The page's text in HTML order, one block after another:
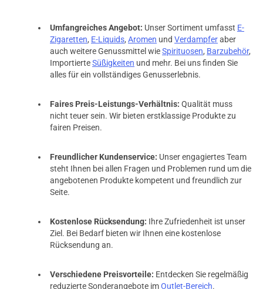
Umfangreiches Angebot: Unser Sortiment umfasst E-
Zigaretten, E-Liquids, Aromen und Verdampferaber
auch weitere Genussmittel wieSpirituosen, Barzubehör,
ImportierteSüßigkeiten und mehr. Bei uns finden Sie
alles für ein vollständiges Genusserlebnis.
Faires Preis-Leistungs-Verhältnis: Qualität muss
nicht teuer sein. Wir bieten erstklassige Produkte zu
fairen Preisen.
Freundlicher Kundenservice: Unser engagiertes Team
steht Ihnen bei allen Fragen und Problemen rund um die
angebotenen Produkte kompetent und freundlich zur
Seite.
Kostenlose Rücksendung: Ihre Zufriedenheit ist unser
Ziel. Bei Bedarf bieten wir Ihnen eine kostenlose
Rücksendung an.
Verschiedene Preisvorteile: Entdecken Sie regelmäßig
reduzierte Sonderangebote imOutlet-Bereich.